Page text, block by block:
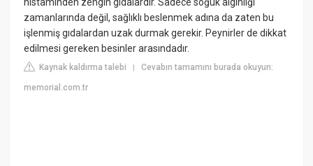
histaminden zengin gıdalardır. Sadece soğuk algınlığı
zamanlarında değil, sağlıklı beslenmek adına da zaten bu
işlenmiş gıdalardan uzak durmak gerekir. Peynirler de dikkat
edilmesi gereken besinler arasındadır.
Kaynak kaldırma talebi |Cevabın tamamını burada okuyun:
memorial.com.tr